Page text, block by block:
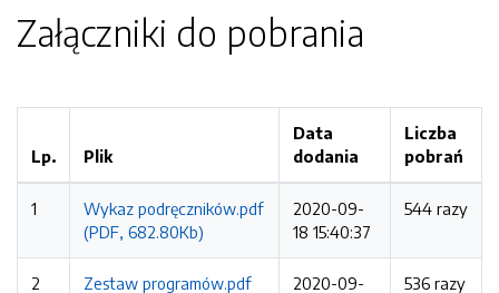
Załączniki do pobrania
Lp. Plik
Data
dodania
Liczba
pobrań
1
Wykaz podręczników.pdf
(PDF, 682.80Kb)
2020-09-
18 15:40:37
544 razy
2
Zestaw programów.pdf
2020-09-
536 razy